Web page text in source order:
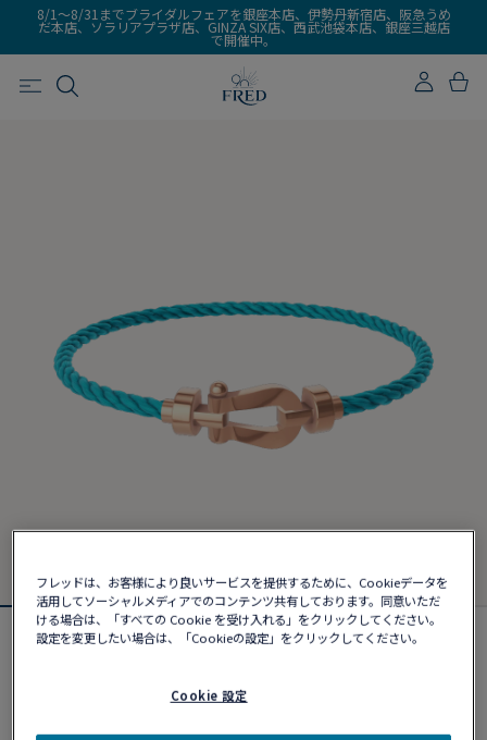
8/1～8/31までブライダルフェアを銀座本店、伊勢丹新宿店、阪急うめ
だ本店、ソラリアプラザ店、GINZA SIX店、西武池袋本店、銀座三越店
で開催中。
フォース10ブレスレット
フレッドは、お客様により良いサービスを提供するために、Cookieデータを
活用してソーシャルメディアでのコンテンツ共有しております。同意いただ
ける場合は、「すべての Cookie を受け入れる」をクリックしてください。
設定を変更したい場合は、「Cookieの設定」をクリックしてください。
Cookie 設定